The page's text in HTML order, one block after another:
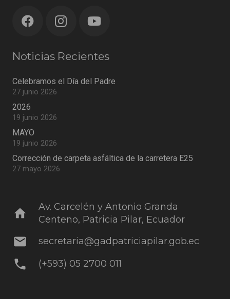
Noticias Recientes
Celebramos el Día del Padre
27 junio 2026
2026
19 junio 2026
MAYO
19 junio 2026
Corrección de carpeta asfáltica de la carretera E25
27 mayo 2026
home
Av. Carcelén y Antonio Granda
Centeno, Patricia Pilar, Ecuador
mail secretaria@gadpatriciapilar.gob.ec
phone (+593) 05 2700 011